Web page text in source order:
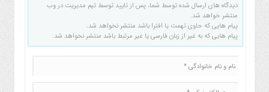
دیدگاه های ارسال شده توسط شما، پس از تایید توسط تیم مدیریت در وب
منتشر خواهد شد.
پیام هایی که حاوی تهمت یا افترا باشد منتشر نخواهد شد.
پیام هایی که به غیر از زبان فارسی یا غیر مرتبط باشد منتشر نخواهد شد.